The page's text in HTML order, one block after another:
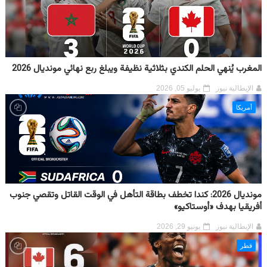
المغرب يُنهي الحلم الكندي بثلاثية نظيفة ويبلغ ربع نهائي مونديال 2026
الإيطالية نيوز يوليو 05, 2026
أمريكا
مونديال 2026: كندا تخطف بطاقة التأهل في الوقت القاتل وتقصي جنوب
أفريقيا بهدف «أوستاكيو»
الإيطالية نيوز يونيو 29, 2026
قطر